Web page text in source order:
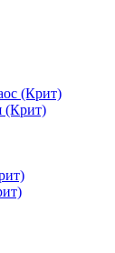
(Крит)
(Крит)